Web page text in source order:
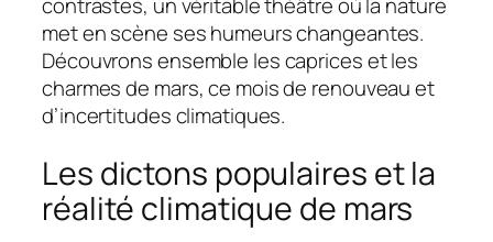
contrastes, un véritable théâtre où la nature
met en scène ses humeurs changeantes.
Découvrons ensemble les caprices et les
charmes de mars, ce mois de renouveau et
d’incertitudes climatiques.
Les dictons populaires et la
réalité climatique de mars